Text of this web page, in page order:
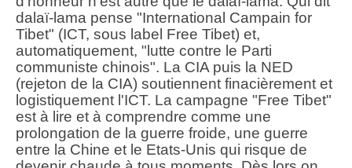
dalaï-lama pense "International Campain for
Tibet" (ICT, sous label Free Tibet) et,
automatiquement, "lutte contre le Parti
communiste chinois". La CIA puis la NED
(rejeton de la CIA) soutiennent finacièrement et
logistiquement l'ICT. La campagne "Free Tibet"
est à lire et à comprendre comme une
prolongation de la guerre froide, une guerre
entre la Chine et le Etats-Unis qui risque de